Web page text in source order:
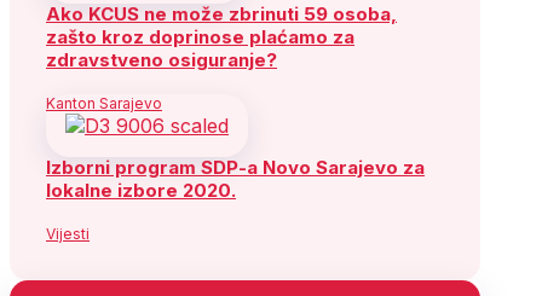
Ako KCUS ne može zbrinuti 59 osoba,
zašto kroz doprinose plaćamo za
zdravstveno osiguranje?
Kanton Sarajevo
Izborni program SDP-a Novo Sarajevo za
lokalne izbore 2020.
Vijesti